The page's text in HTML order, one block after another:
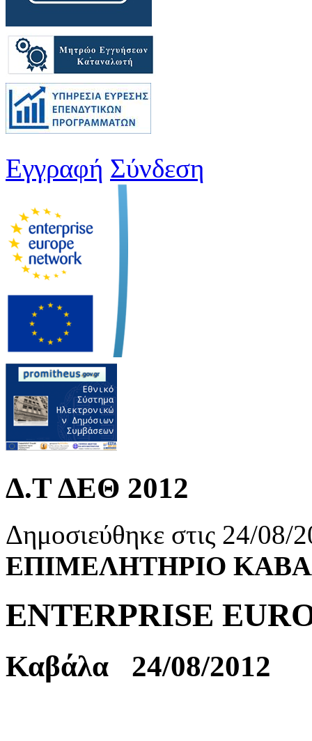
Εγγραφή Σύνδεση
Δ.Τ ΔΕΘ 2012
Δημοσιεύθηκε στις 24/08/
ΕΠΙΜΕΛΗΤΗΡΙΟ
ENTERPRISE
Καβάλα 24/08/2012